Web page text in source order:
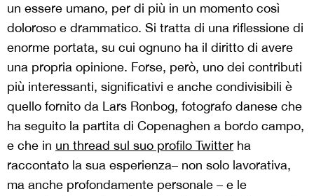
un essere umano, per di più in un momento così
doloroso e drammatico. Si tratta di una riflessione di
enorme portata, su cui ognuno ha il diritto di avere
una propria opinione. Forse, però, uno dei contributi
più interessanti, significativi e anche condivisibili è
quello fornito da Lars Ronbog, fotografo danese che
ha seguito la partita di Copenaghen a bordo campo,
e che in un thread sul suo profilo Twitter ha
raccontato la sua esperienza– non solo lavorativa,
ma anche profondamente personale – e le